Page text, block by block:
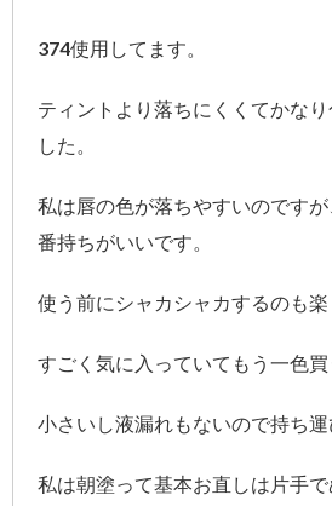
374使用してます。
ティントより落ちにくくてかな
した。
私は唇の色が落ちやすいのです
番持ちがいいです。
使う前にシャカシャカするのも楽
すごく気に入っていてもう一色買
小さいし液漏れもないので持ち運
私は朝塗って基本お直しは片手